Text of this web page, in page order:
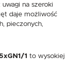
na szeroki
daje możliwość
pieczonych,
1 to wysokiej